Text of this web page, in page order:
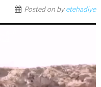
Posted on byetehadiye